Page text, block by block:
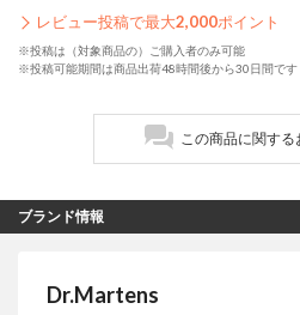
レビュー投稿で最大2,000ポイント
※投稿は（対象商品の）ご購入者のみ可能
※投稿可能期間は商品出荷48時間後から30日間です
この商品に関する
ブランド情報
Dr.Martens